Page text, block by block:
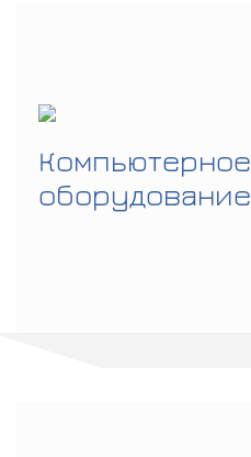
Компьютерное
оборудование